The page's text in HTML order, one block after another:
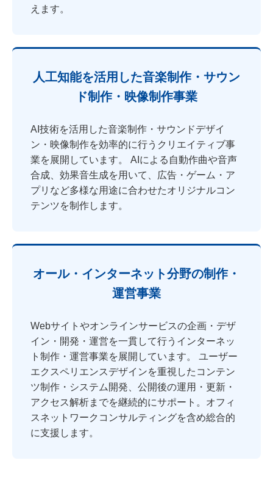
えます。
人工知能を活用した音楽制作・サウン
ド制作・映像制作事業
AI技術を活用した音楽制作・サウンドデザイ
ン・映像制作を効率的に行うクリエイティブ事
業を展開しています。 AIによる自動作曲や音声
合成、効果音生成を用いて、広告・ゲーム・ア
プリなど多様な用途に合わせたオリジナルコン
テンツを制作します。
オール・インターネット分野の制作・
運営事業
Webサイトやオンラインサービスの企画・デザ
イン・開発・運営を一貫して行うインターネッ
ト制作・運営事業を展開しています。 ユーザー
エクスペリエンスデザインを重視したコンテン
ツ制作・システム開発、公開後の運用・更新・
アクセス解析までを継続的にサポート。オフィ
スネットワークコンサルティングを含め総合的
に支援します。